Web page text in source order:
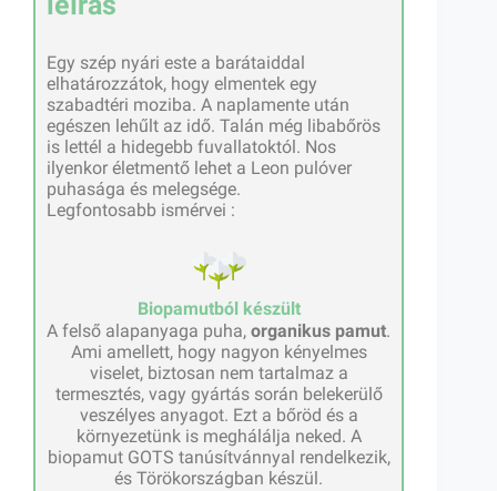
Egy szép nyári este a barátaiddal
elhatározzátok, hogy elmentek egy
szabadtéri moziba. A naplamente után
egészen lehűlt az idő. Talán még libabőrös
is lettél a hidegebb fuvallatoktól. Nos
ilyenkor életmentő lehet a Leon pulóver
puhasága és melegsége.
Legfontosabb ismérvei :
Biopamutból készült
A felső alapanyaga puha,organikus pamut.
Ami amellett, hogy nagyon kényelmes
viselet, biztosan nem tartalmaz a
termesztés, vagy gyártás során belekerülő
veszélyes anyagot. Ezt a bőröd és a
környezetünk is meghálálja neked. A
biopamut GOTS tanúsítvánnyal rendelkezik,
és Törökországban készül.